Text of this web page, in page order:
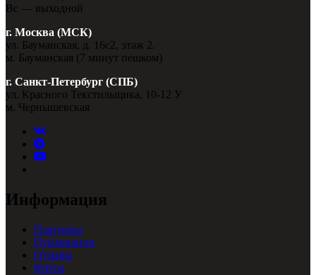
Вс — выходной
г. Москва (МСК)
ул. Бауманская, д. 16с2, этаж 2.
м. Бауманская (7 минут пешком)
г. Санкт-Петербург (СПБ)
ул. Красного Текстильщика, 10-12 У
м. Чернышевская
Информация
Партнеры
Публикации
Отзывы
Кейсы